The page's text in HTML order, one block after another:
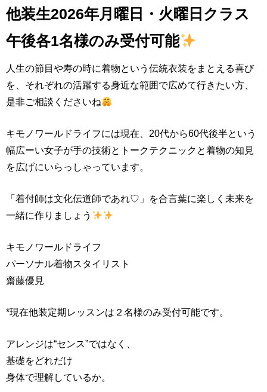
他装生2026年月曜日・火曜日クラス
午後各1名様のみ受付可能
人生の節目や寿の時に着物という伝統衣装をまとえる喜び
を、それぞれの活躍する身近な範囲で広めて行きたい方、
是非ご相談くださいね
キモノワールドライフには現在、20代から60代後半という
幅広ーい女子が手の技術とトークテクニックと着物の知見
を広げにいらっしゃっています。
「着付師は文化伝道師であれ♡」を合言葉に楽しく未来を
一緒に作りましょう
キモノワールドライフ
パーソナル着物スタイリスト
齋藤優見
*現在他装定期レッスンは２名様のみ受付可能です。
アレンジは“センス”ではなく、
基礎をどれだけ
身体で理解しているか。